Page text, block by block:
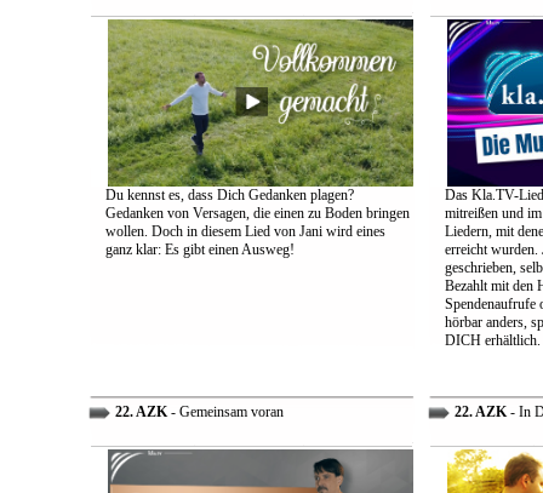
Du kennst es, dass Dich Gedanken plagen?
Gedanken von Versagen, die einen zu Boden bringen
wollen. Doch in diesem Lied von Jani wird eines
ganz klar: Es gibt einen Ausweg!
Das Kla.TV-
mitreißen und
Liedern, mit
erreicht wurden.
geschrieben,
Bezahlt mit den
Spendenaufrufe
hörbar anders,
DICH erhältlich.
22. AZK- Gemeinsam voran 22. AZK- In